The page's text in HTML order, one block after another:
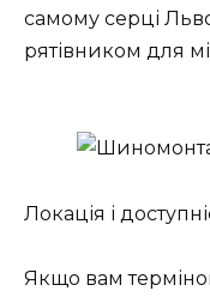
самому серці
рятівником для
Локація і
Якщо вам